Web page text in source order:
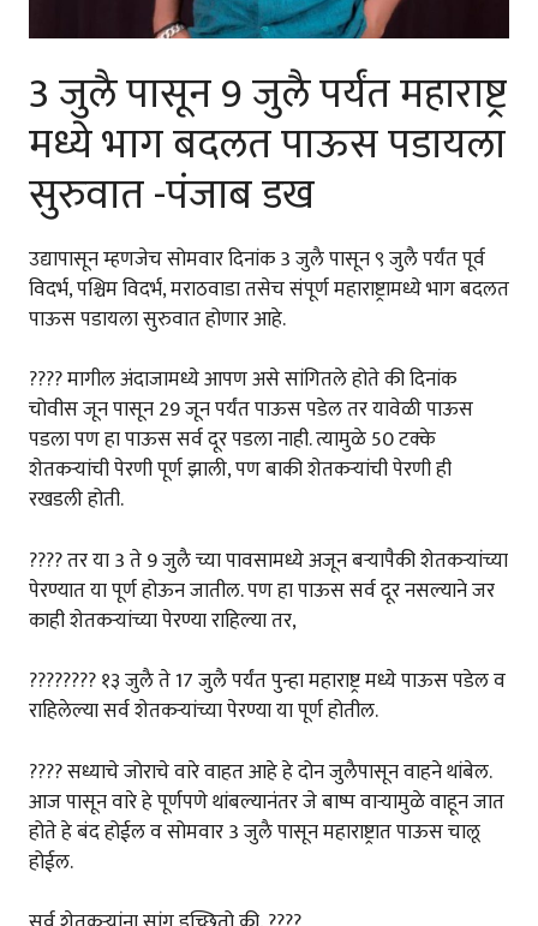
3 जुलै पासून 9 जुलै पर्यंत महाराष्ट्र
मध्ये भाग बदलत पाऊस पडायला
सुरुवात -पंजाब डख
उद्यापासून म्हणजेच सोमवार दिनांक 3 जुलै पासून ९ जुलै पर्यंत पूर्व
विदर्भ, पश्चिम विदर्भ, मराठवाडा तसेच संपूर्ण महाराष्ट्रामध्ये भाग बदलत
पाऊस पडायला सुरुवात होणार आहे.
???? मागील अंदाजामध्ये आपण असे सांगितले होते की दिनांक
चोवीस जून पासून 29 जून पर्यंत पाऊस पडेल तर यावेळी पाऊस
पडला पण हा पाऊस सर्व दूर पडला नाही. त्यामुळे 50 टक्के
शेतकऱ्यांची पेरणी पूर्ण झाली, पण बाकी शेतकऱ्यांची पेरणी ही
रखडली होती.
???? तर या 3 ते 9 जुलै च्या पावसामध्ये अजून बऱ्यापैकी शेतकऱ्यांच्या
पेरण्यात या पूर्ण होऊन जातील. पण हा पाऊस सर्व दूर नसल्याने जर
काही शेतकऱ्यांच्या पेरण्या राहिल्या तर,
????????️ १३ जुलै ते 17 जुलै पर्यंत पुन्हा महाराष्ट्र मध्ये पाऊस पडेल व
राहिलेल्या सर्व शेतकऱ्यांच्या पेरण्या या पूर्ण होतील.
???? सध्याचे जोराचे वारे वाहत आहे हे दोन जुलैपासून वाहने थांबेल.
आज पासून वारे हे पूर्णपणे थांबल्यानंतर जे बाष्प वाऱ्यामुळे वाहून जात
होते हे बंद होईल व सोमवार 3 जुलै पासून महाराष्ट्रात पाऊस चालू
होईल.